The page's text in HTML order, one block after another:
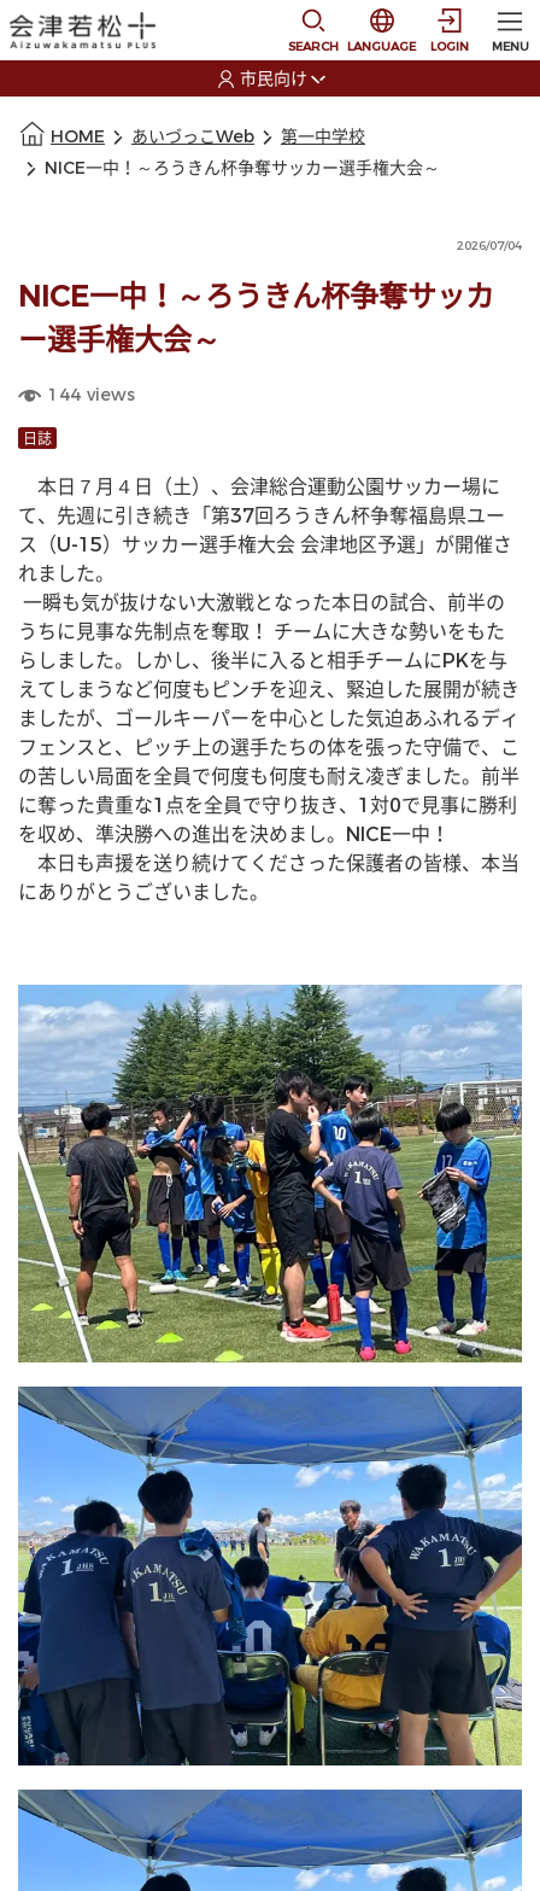
SEARCH
選択すると言語の切
LANGUAGE LOGIN MENU
市民向け
HOME あいづっこWeb
第一中学校
NICE一中！～ろうきん杯争奪サッカー選手権大会～
2026/07/04
NICE一中！～ろうきん杯争奪サッカ
ー選手権大会～
144 views
日誌
本日７月４日（土）、会津総合運動公園サッカー場に
て、先週に引き続き「第37回ろうきん杯争奪福島県ユー
ス（U-15）サッカー選手権大会 会津地区予選」が開催さ
れました。
うちに見事な先制点を奪取！ チームに大きな勢いをもた
らしました。しかし、後半に入ると相手チームにPKを与
えてしまうなど何度もピンチを迎え、緊迫した展開が続き
ましたが、ゴールキーパーを中心とした気迫あふれるディ
フェンスと、ピッチ上の選手たちの体を張った守備で、こ
の苦しい局面を全員で何度も何度も耐え凌ぎました。前半
に奪った貴重な1点を全員で守り抜き、1対0で見事に勝利
を収め、準決勝への進出を決めまし。NICE一中！
本日も声援を送り続けてくださった保護者の皆様、本当
にありがとうございました。